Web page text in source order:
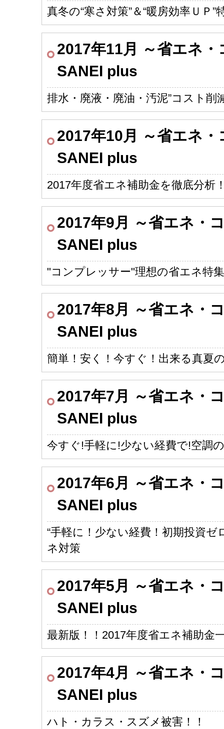
真冬の“寒さ対策”＆“暖房効率ＵＰ
2017年11月 ～省エネ
SANEI plus
排水・廃液・廃油・汚泥”コスト削
2017年10月 ～省エネ
SANEI plus
2017年度省エネ補助金を徹底分析
2017年9月 ～省エネ・
SANEI plus
"コンプレッサー"理想の省エネ特
2017年8月 ～省エネ・
SANEI plus
簡単！安く！今すぐ！出来る真夏
2017年7月 ～省エネ・
SANEI plus
今すぐ!手軽に!少ない経費で!空調
2017年6月 ～省エネ・
SANEI plus
“手軽に！少ない経費！初期投資
ネ対策
2017年5月 ～省エネ・
SANEI plus
最新版！！2017年度省エネ補助金
2017年4月 ～省エネ・
SANEI plus
ハト・カラス・スズメ被害！！